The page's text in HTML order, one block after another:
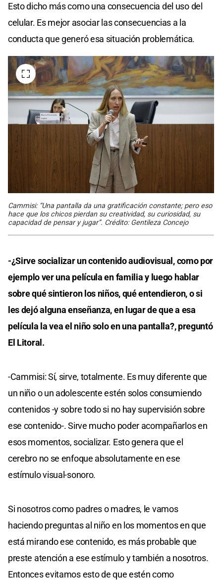
Esto dicho más como una consecuencia del uso del
celular. Es mejor asociar las consecuencias a la
conducta que generó esa situación problemática.
Cammisi: “Una pantalla da una gratificación constante; pero eso
hace que los chicos pierdan su creatividad, su curiosidad, su
capacidad de pensar y jugar”. Crédito: Gentileza Concejo
-¿Sirve socializar un contenido audiovisual, como por
ejemplo ver una película en familia y luego hablar
sobre qué sintieron los niños, qué entendieron, o si
les dejó alguna enseñanza, en lugar de que a esa
película la vea el niño solo en una pantalla?, preguntó
El Litoral.
-Cammisi: Sí, sirve, totalmente. Es muy diferente que
un niño o un adolescente estén solos consumiendo
contenidos -y sobre todo si no hay supervisión sobre
ese contenido-. Sirve mucho poder acompañarlos en
esos momentos, socializar. Esto genera que el
cerebro no se enfoque absolutamente en ese
estímulo visual-sonoro.
Si nosotros como padres o madres, le vamos
haciendo preguntas al niño en los momentos en que
está mirando ese contenido, es más probable que
preste atención a ese estímulo y también a nosotros.
Entonces evitamos esto de que estén como